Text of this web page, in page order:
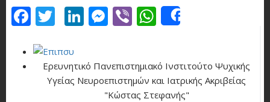
Facebook
Twitter
LinkedIn
Messenger
ViberWhatsApp
Ερευνητικό Πανεπιστημιακό Ινστιτούτο Ψυχικής
Υγείας Νευροεπιστημών και Ιατρικής Ακριβείας
"Κώστας Στεφανής"